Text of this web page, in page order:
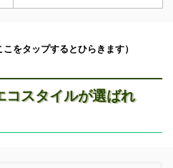
をタップするとひらきます）
コスタイルが選ばれ